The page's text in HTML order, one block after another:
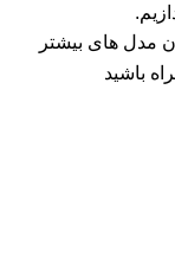
مدل های بیشتر
باشید